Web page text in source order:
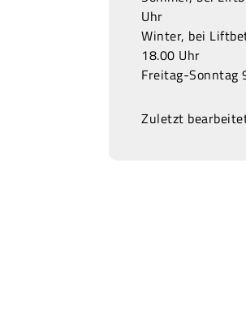
Uhr
Winter, bei
18.00 Uhr
Freitag-Sonntag
Zuletzt